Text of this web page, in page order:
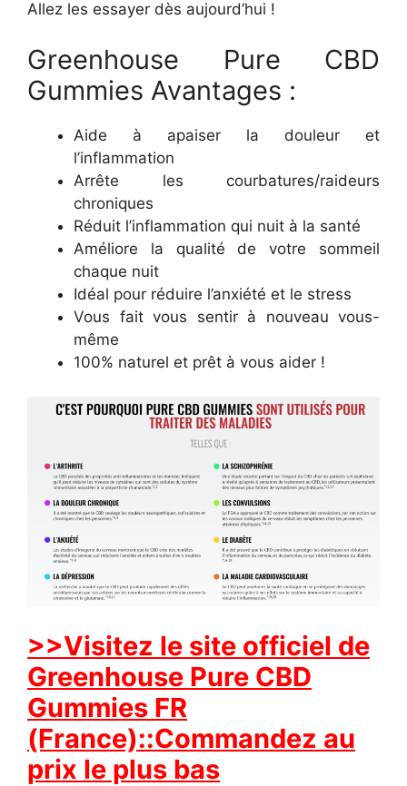
Allez les essayer dès aujourd’hui !
Greenhouse Pure CBD
Gummies Avantages :
Aide à apaiser la douleur et
l’inflammation
Arrête les courbatures/raideurs
chroniques
Réduit l’inflammation qui nuit à la santé
Améliore la qualité de votre sommeil
chaque nuit
Idéal pour réduire l’anxiété et le stress
Vous fait vous sentir à nouveau vous-
même
100% naturel et prêt à vous aider !
>>Visitez le site officiel de
Greenhouse Pure CBD
Gummies FR
(France)::Commandez au
prix le plus bas